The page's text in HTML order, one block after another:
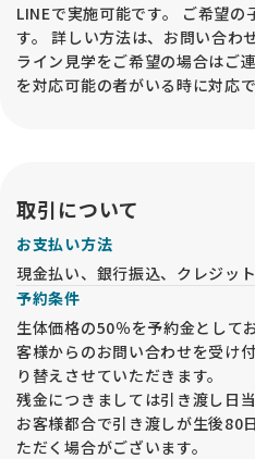
LINEで実施可能です。 ご希望
す。 詳しい方法は、お問い合わ
ライン見学をご希望の場合はご
を対応可能の者がいる時に対応
取引について
お支払い方法
現金払い、銀行振込、クレジッ
予約条件
生体価格の50％を予約金として
客様からのお問い合わせを受け
り替えさせていただきます。
残金につきましては引き渡し日
お客様都合で引き渡しが生後80
ただく場合がございます。